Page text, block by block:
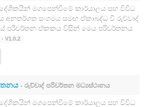
මගපෙන්වීමේ කාර්යාලය සහ විවිධ
අනතර්ගත සංගමය සමඟ ඒකාබද්ධ වී රුව්වාද්
පරිවර්තන ඒකකය විසින් මෙය පරිවර්තනය
- V1.0.2
- රුව්වාද් පරිවර්තන මධ්‍යස්ථානය
මගපෙන්වීමේ කාර්යාලය සහ විවිධ